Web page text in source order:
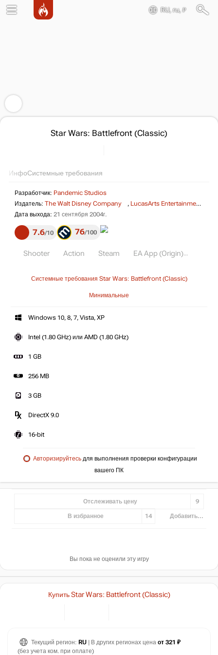
RU, ru, ₽
Star Wars: Battlefront (Classic)
ИнфоСистемные требования
Разработчик: Pandemic Studios
Издатель: The Walt Disney Company , LucasArts Entertainment
Дата выхода: 21 сентября 2004г.
7.6 10 76 100
Shooter Action Steam EA App (Origin)
Системные требования Star Wars: Battlefront (Classic)
Минимальные
Windows 10, 8, 7, Vista, XP
Intel (1.80 GHz) или AMD (1.80 GHz)
1 GB
256 MB
3 GB
DirectX 9.0
16-bit
Авторизируйтесь для выполнения проверки конфигурации
вашего ПК
Отслеживать цену 9
В избранное 14 Добавить...
Вы пока не оценили эту игру
Купить Star Wars: Battlefront (Classic)
Текущий регион: RU | В других регионах цена от 321 ₽
(без учета ком. при оплате)